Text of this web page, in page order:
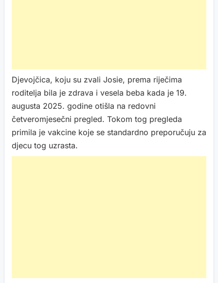
Djevojčica, koju su zvali Josie, prema riječima
roditelja bila je zdrava i vesela beba kada je 19.
augusta 2025. godine otišla na redovni
četveromjesečni pregled. Tokom tog pregleda
primila je vakcine koje se standardno preporučuju za
djecu tog uzrasta.